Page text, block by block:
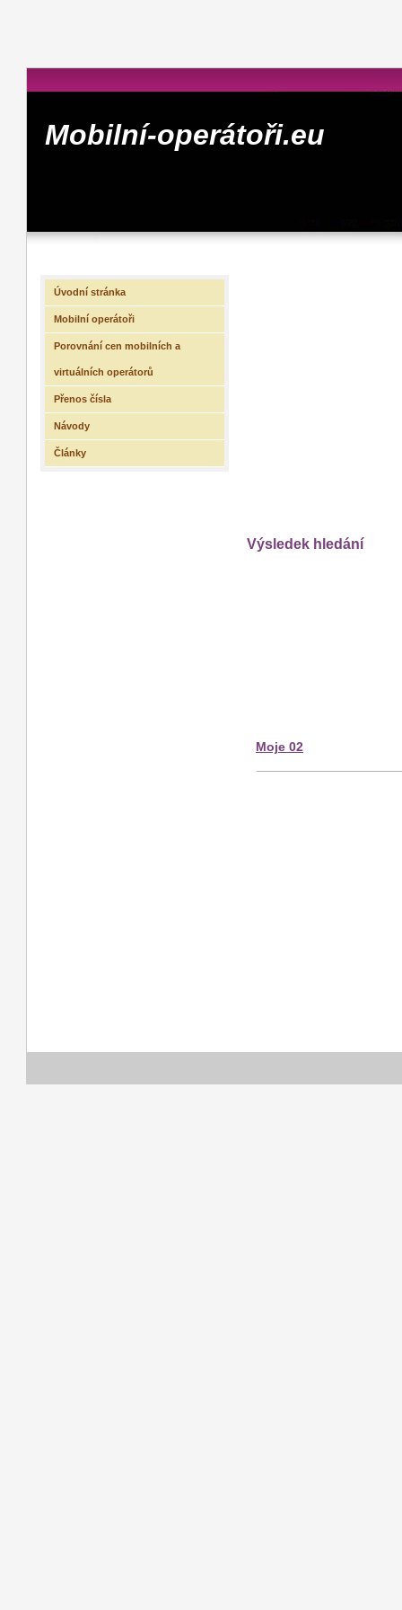
Mobilní-operátoři.eu
Výsledek hledání
Moje 02
Úvodní stránka
Mobilní operátoři
Porovnání cen mobilních a
virtuálních operátorů
Přenos čísla
Návody
Články